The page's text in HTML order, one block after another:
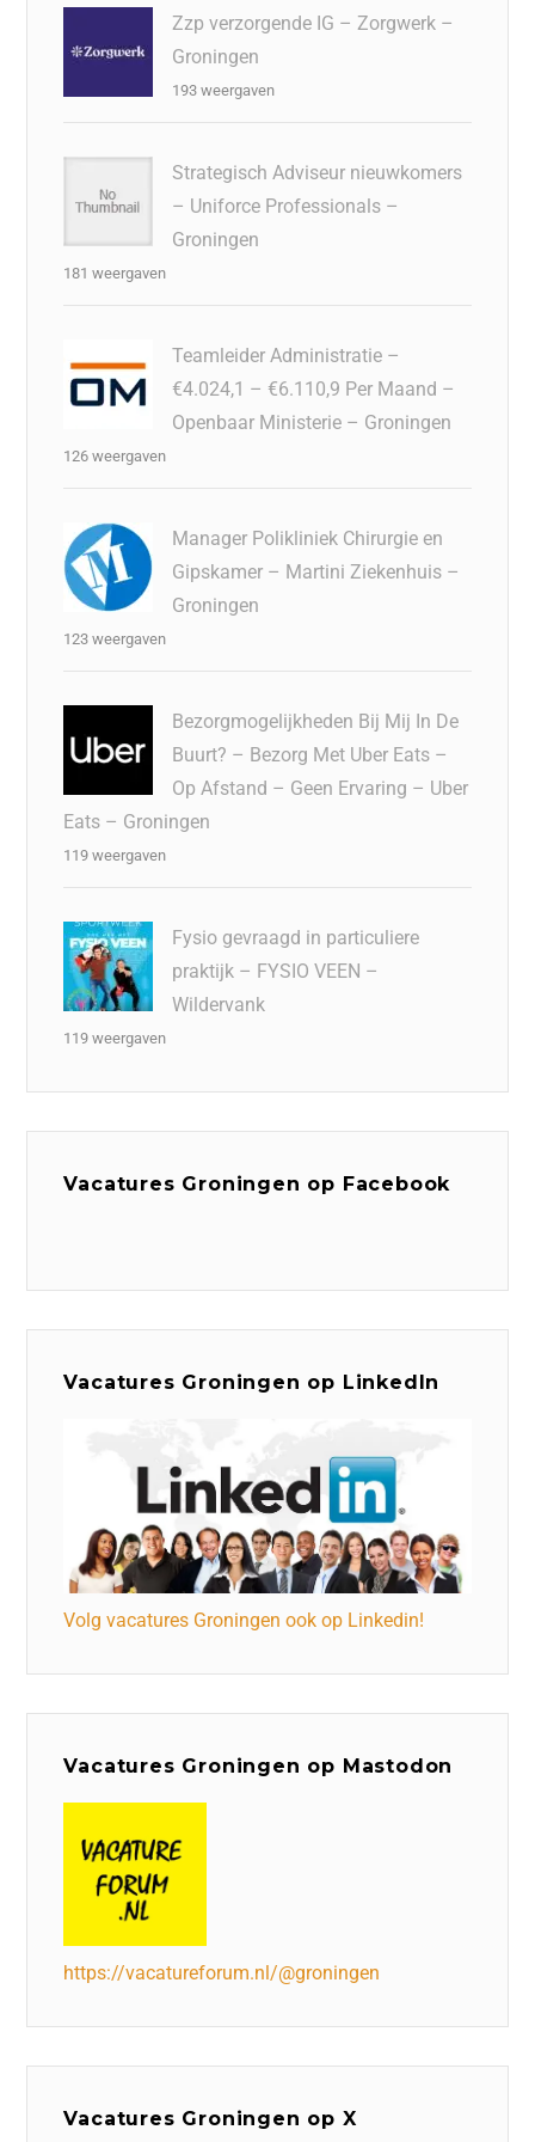
Zzp verzorgende IG – Zorgwerk –
Groningen
193 weergaven
Strategisch Adviseur nieuwkomers
– Uniforce Professionals –
Groningen
181 weergaven
Teamleider Administratie –
€4.024,1 – €6.110,9 Per Maand –
Openbaar Ministerie – Groningen
126 weergaven
Manager Polikliniek Chirurgie en
Gipskamer – Martini Ziekenhuis –
Groningen
123 weergaven
Bezorgmogelijkheden Bij Mij In De
Buurt? – Bezorg Met Uber Eats –
Op Afstand – Geen Ervaring – Uber
Eats – Groningen
119 weergaven
Fysio gevraagd in particuliere
praktijk – FYSIO VEEN –
Wildervank
119 weergaven
Vacatures Groningen op Facebook
Vacatures Groningen op LinkedIn
Volg vacatures Groningen ook op Linkedin!
Vacatures Groningen op Mastodon
https://vacatureforum.nl/@groningen
Vacatures Groningen op X